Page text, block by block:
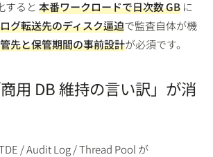
すると本番ワークロードで日次数 GB に
ログ転送先のディスク逼迫で監査自体が機
先と保管期間の事前設計が必須です。
用 DB 維持の言い訳」が消
/ Audit Log / Thread Pool が